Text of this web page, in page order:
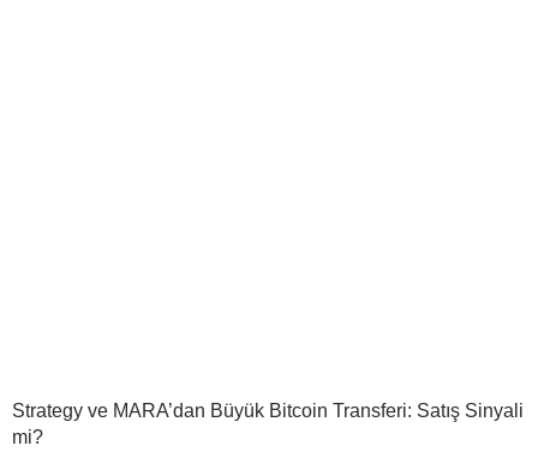
Strategy ve MARA’dan Büyük Bitcoin Transferi: Satış Sinyali
mi?